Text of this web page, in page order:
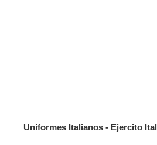
Uniformes Italianos - Ejercito